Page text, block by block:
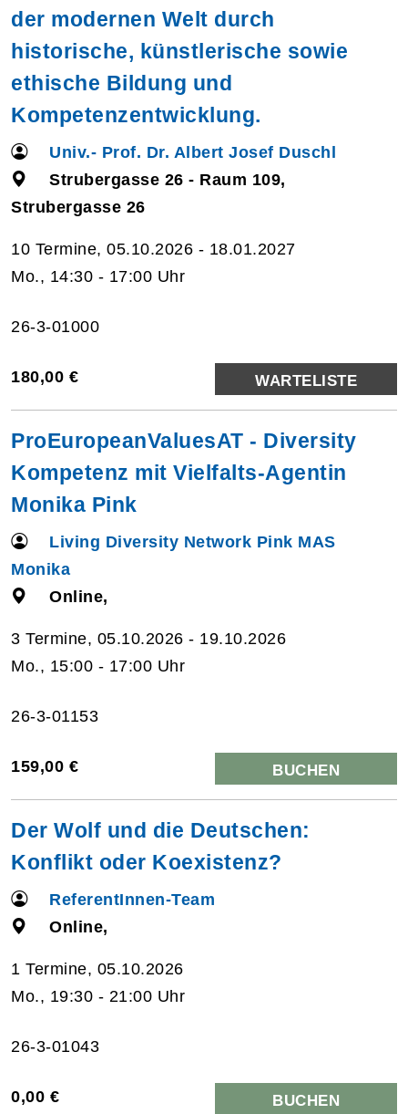
der modernen Welt durch
historische, künstlerische sowie
ethische Bildung und
Kompetenzentwicklung.
Univ.- Prof. Dr. Albert Josef Duschl
Strubergasse 26 - Raum 109,
Strubergasse 26
10 Termine, 05.10.2026 - 18.01.2027
Mo., 14:30 - 17:00 Uhr
26-3-01000
180,00 € WARTELISTE
ProEuropeanValuesAT - Diversity
Kompetenz mit Vielfalts-Agentin
Monika Pink
Living Diversity Network Pink MAS
Monika
Online,
3 Termine, 05.10.2026 - 19.10.2026
Mo., 15:00 - 17:00 Uhr
26-3-01153
159,00 € BUCHEN
Der Wolf und die Deutschen:
Konflikt oder Koexistenz?
ReferentInnen-Team
Online,
1 Termine, 05.10.2026
Mo., 19:30 - 21:00 Uhr
26-3-01043
0,00 € BUCHEN